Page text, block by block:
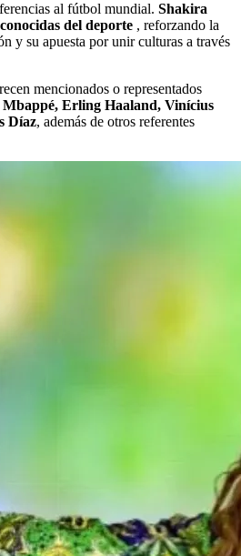
al fútbol mundial. Shakira
del deporte , reforzando la
y su apuesta por unir culturas a través
mencionados o representados
Erling Haaland, Vinícius
Díaz, además de otros referentes